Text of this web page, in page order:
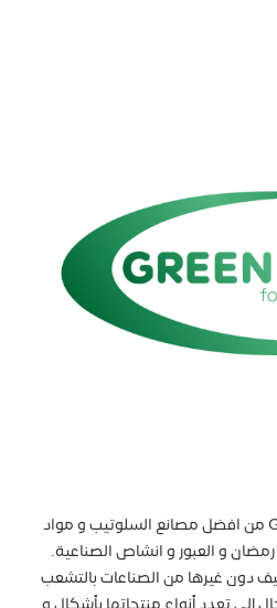
مصنع جرين ستارز - Green Stars من افضل مصانع السلوتيب و مواد
و العبور و انشاص الصناعية.
دون غيرها من الصناعات بالتشعب
إلي تعدد أنواع منتجاتها بأشكال و